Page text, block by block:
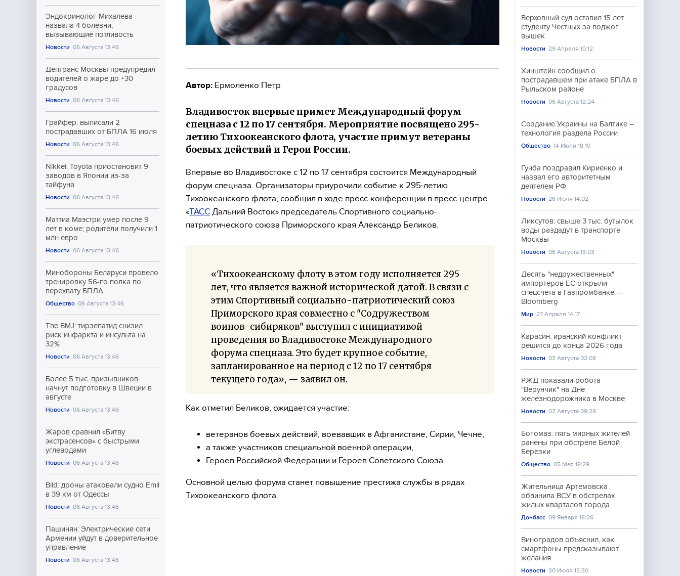
Эндокринолог Михалева
назвала 4 болезни,
вызывающие потливость
Новости 06 Августа 13:46
Дептранс Москвы предупредил
водителей о жаре до +30
градусов
Новости 06 Августа 13:46
Грайфер: выписали 2
пострадавших от БПЛА 16 июля
Новости 06 Августа 13:46
Nikkei: Toyota приостановит 9
заводов в Японии из-за
тайфуна
Новости 06 Августа 13:46
Маттиа Маэстри умер после 9
лет в коме; родители получили 1
млн евро
Новости 06 Августа 13:46
Минобороны Беларуси провело
тренировку 56-го полка по
перехвату БПЛА
Общество 06 Августа 13:46
The BMJ: тирзепатид снизил
риск инфаркта и инсульта на
32%
Новости 06 Августа 13:46
Более 5 тыс. призывников
начнут подготовку в Швеции в
августе
Новости 06 Августа 13:46
Жаров сравнил «Битву
экстрасенсов» с быстрыми
углеводами
Новости 06 Августа 13:46
Bild: дроны атаковали судно Emil
в 39 км от Одессы
Новости 06 Августа 13:46
Пашинян: Электрические сети
Армении уйдут в доверительное
управление
Новости 06 Августа 13:46
Автор: Ермоленко Петр
Владивосток впервые примет Международный форум
спецназа с 12 по 17 сентября. Мероприятие посвящено 295-
летию Тихоокеанского флота, участие примут ветераны
боевых действий и Герои России.
Впервые во Владивостоке с 12 по 17 сентября состоится Международный
форум спецназа. Организаторы приурочили событие к 295-летию
Тихоокеанского флота, сообщил в ходе пресс-конференции в пресс-центре
«ТАСС Дальний Восток» председатель Спортивного социально-
патриотического союза Приморского края Александр Беликов.
«Тихоокеанскому флоту в этом году исполняется 295
лет, что является важной исторической датой. В связи с
этим Спортивный социально-патриотический союз
Приморского края совместно с "Содружеством
воинов-сибиряков" выступил с инициативой
проведения во Владивостоке Международного
форума спецназа. Это будет крупное событие,
запланированное на период с 12 по 17 сентября
текущего года», — заявил он.
Как отметил Беликов, ожидается участие:
ветеранов боевых действий, воевавших в Афганистане, Сирии, Чечне,
а также участников специальной военной операции,
Героев Российской Федерации и Героев Советского Союза.
Основной целью форума станет повышение престижа службы в рядах
Тихоокеанского флота.
Верховный суд оставил 15 лет
студенту Честных за поджог
вышек
Новости 29 Апреля 10:12
Хинштейн сообщил о
пострадавшем при атаке БПЛА в
Рыльском районе
Новости 06 Августа 12:24
Создание Украины на Балтике –
технология раздела России
Общество 14 Июля 18:10
Гунба поздравил Кириенко и
назвал его авторитетным
деятелем РФ
Новости 26 Июля 14:02
Ликсутов: свыше 3 тыс. бутылок
воды раздадут в транспорте
Москвы
Новости 06 Августа 13:03
Десять "недружественных"
импортеров ЕС открыли
спецсчета в Газпромбанке —
Bloomberg
Мир 27 Апреля 14:17
Карасин: иранский конфликт
решится до конца 2026 года
Новости 03 Августа 02:08
РЖД показали робота
"Верунчик" на Дне
железнодорожника в Москве
Новости 02 Августа 09:29
Богомаз: пять мирных жителей
ранены при обстреле Белой
Берёзки
Общество 05 Мая 18:29
Жительница Артемовска
обвинила ВСУ в обстрелах
жилых кварталов города
Донбасс 09 Января 18:26
Виноградов объяснил, как
смартфоны предсказывают
желания
Новости 30 Июля 15:30